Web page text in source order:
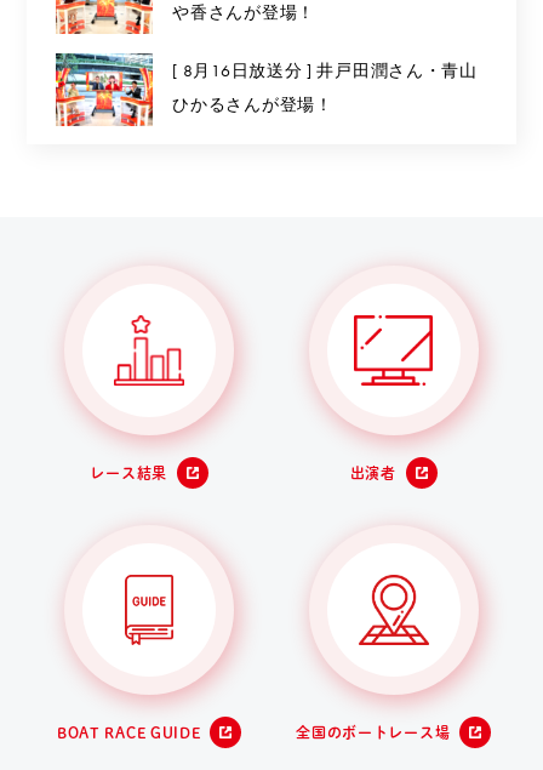
や香さんが登場！
[ 8月16日放送分 ] 井戸田潤さん・青山
ひかるさんが登場！
レース結果 出演者
BOAT RACE GUIDE 全国のボートレース場